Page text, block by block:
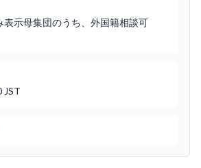
示母集団のうち、外国籍相談可
JST